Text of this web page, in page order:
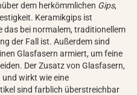
dem herkömmlichen Gips,
Keramikgips ist
das bei normalem, traditionellem
der Fall ist. Außerdem sind
Glasfasern armiert, um feine
Der Zusatz von Glasfasern,
wirkt wie eine
sind farblich überstreichbar